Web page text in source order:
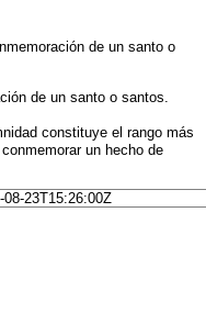
de un santo o
de un santo o santos.
constituye el rango más
un hecho de
23T15:26:00Z